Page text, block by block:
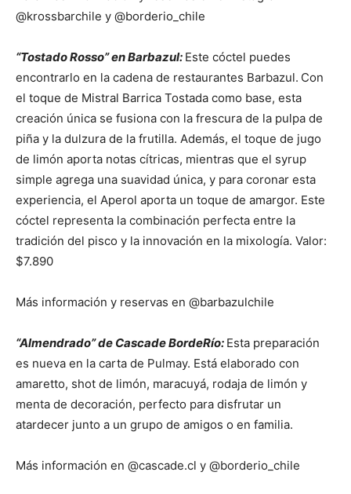
@krossbarchile y @borderio_chile
“Tostado Rosso” en Barbazul: Este cóctel puedes
encontrarlo en la cadena de restaurantes Barbazul. Con
el toque de Mistral Barrica Tostada como base, esta
creación única se fusiona con la frescura de la pulpa de
piña y la dulzura de la frutilla. Además, el toque de jugo
de limón aporta notas cítricas, mientras que el syrup
simple agrega una suavidad única, y para coronar esta
experiencia, el Aperol aporta un toque de amargor. Este
cóctel representa la combinación perfecta entre la
tradición del pisco y la innovación en la mixología. Valor:
$7.890
Más información y reservas en @barbazulchile
“Almendrado” de CascadeBordeRío: Esta preparación
es nueva en la carta de Pulmay. Está elaborado con
amaretto, shot de limón, maracuyá, rodaja de limón y
menta de decoración, perfecto para disfrutar un
atardecer junto a un grupo de amigos o en familia.
Más información en @cascade.cl y @borderio_chile